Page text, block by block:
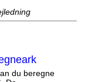
du beregne